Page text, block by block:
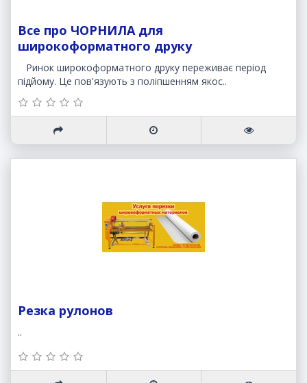
Все про ЧОРНИЛА для
широкоформатного друку
Ринок широкоформатного друку переживає період
підйому. Це пов'язують з поліпшенням якос..
Резка рулонов
..